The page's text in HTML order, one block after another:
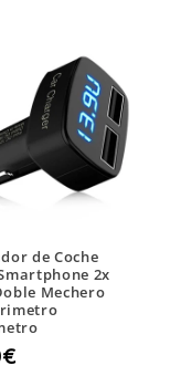
de Coche
2x
Mechero